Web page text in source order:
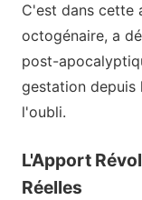
C'est dans cette
octogénaire, a
post-
gestation depuis
l'oubli.
L'Apport
Réelles